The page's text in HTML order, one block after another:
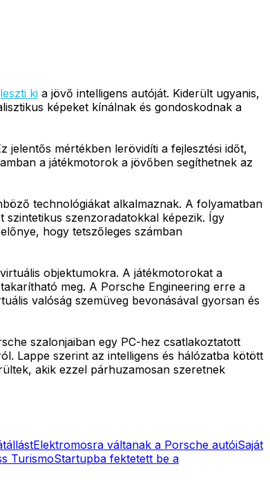
ki a jövő intelligens autóját. Kiderült ugyanis,
képeket kínálnak és gondoskodnak a
jelentős mértékben lerövidíti a fejlesztési időt,
a játékmotorok a jövőben segíthetnek az
technológiákat alkalmaznak. A folyamatban
szenzoradatokkal képezik. Így
hogy tetszőleges számban
objektumokra. A játékmotorokat a
meg. A Porsche Engineering erre a
valóság szemüveg bevonásával gyorsan és
szalonjaiban egy PC-hez csatlakoztatott
Lappe szerint az intelligens és hálózatba kötött
akik ezzel párhuzamosan szeretnek
Elektromosra váltanak a Porsche autóiSaját
TurismoStartupba fektetett be a